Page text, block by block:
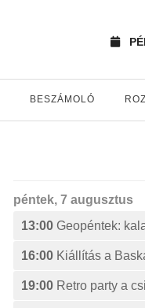
BESZÁMOLÓ
péntek, 7 augusztus
13:00 Geopéntek:
16:00 Kiállítás a
19:00 Retro party a